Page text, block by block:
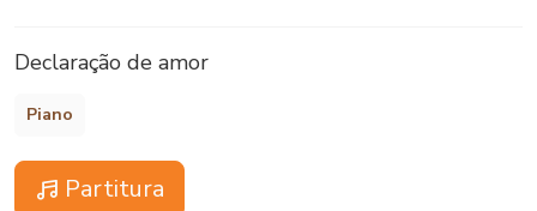
Declaração de amor
Piano
Partitura